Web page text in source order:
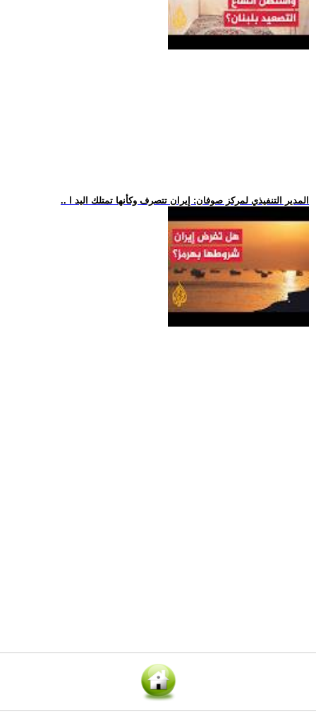
.. المدير التنفيذي لمركز صوفان: إيران تتصرف وكأنها تمتلك اليد ا